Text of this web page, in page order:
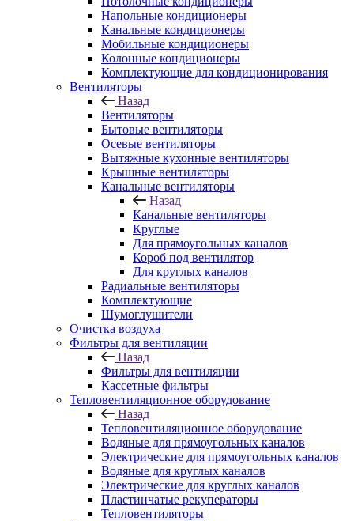
Напольные кондиционеры
Канальные кондиционеры
Мобильные кондиционеры
Колонные кондиционеры
Комплектующие для кондиционирования
Вентиляторы
Назад
Вентиляторы
Бытовые вентиляторы
Осевые вентиляторы
Вытяжные кухонные вентиляторы
Крышные вентиляторы
Канальные вентиляторы
Назад
Канальные вентиляторы
Круглые
Для прямоугольных каналов
Короб под вентилятор
Для круглых каналов
Радиальные вентиляторы
Комплектующие
Шумоглушители
Очистка воздуха
Фильтры для вентиляции
Назад
Фильтры для вентиляции
Кассетные фильтры
Тепловентиляционное оборудование
Назад
Тепловентиляционное оборудование
Водяные для прямоугольных каналов
Электрические для прямоугольных каналов
Водяные для круглых каналов
Электрические для круглых каналов
Пластинчатые рекуператоры
Тепловентиляторы